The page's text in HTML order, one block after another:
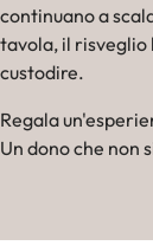
continuano a
tavola, il
custodire.
Regala
Un dono che non